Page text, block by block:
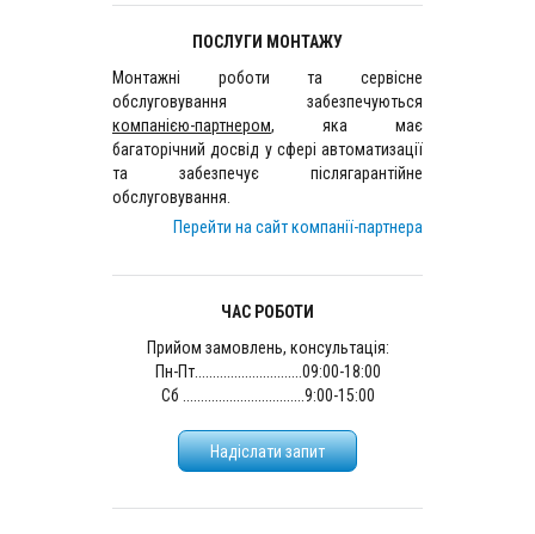
ПОСЛУГИ МОНТАЖУ
Монтажні роботи та сервісне
обслуговування забезпечуються
компанією-партнером, яка має
багаторічний досвід у сфері автоматизації
та забезпечує післягарантійне
обслуговування.
Перейти на сайт компанії-партнера
ЧАС РОБОТИ
Прийом замовлень, консультація:
Пн-Пт..............................09:00-18:00
Сб ..................................9:00-15:00
Надіслати запит